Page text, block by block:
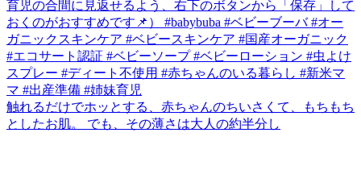
触れるだけでホッとする、赤ちゃんのちいさくて、もちもち
としたお肌。 でも、その薄さは大人の約半分し